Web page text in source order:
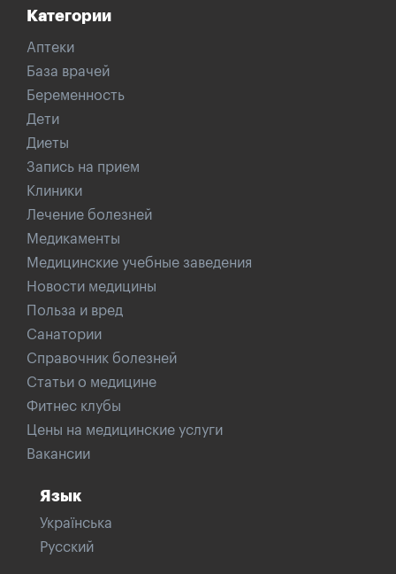
Категории
Аптеки
База врачей
Беременность
Дети
Диеты
Запись на прием
Клиники
Лечение болезней
Медикаменты
Медицинские учебные заведения
Новости медицины
Польза и вред
Санатории
Справочник болезней
Статьи о медицине
Фитнес клубы
Цены на медицинские услуги
Вакансии
Язык
Українська
Русский